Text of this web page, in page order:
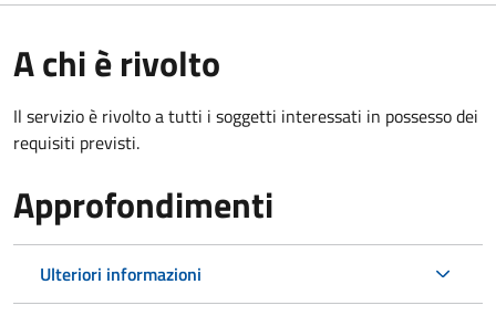
A chi è rivolto
Il servizio è rivolto a tutti i soggetti interessati in possesso dei
requisiti previsti.
Approfondimenti
Ulteriori informazioni